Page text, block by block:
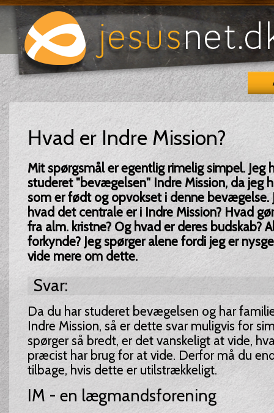
Hvad er Indre Mission?
Mit spørgsmål er egentlig rimelig simpel. Jeg
studeret "bevægelsen" Indre Mission, da jeg
som er født og opvokset i denne bevægelse.
hvad det centrale er i Indre Mission? Hvad
fra alm. kristne? Og hvad er deres budskab?
forkynde? Jeg spørger alene fordi jeg er
vide mere om dette.
Svar:
Da du har studeret bevægelsen og har
Indre Mission, så er dette svar muligvis for
spørger så bredt, er det vanskeligt at vide,
præcist har brug for at vide. Derfor må du
tilbage, hvis dette er utilstrækkeligt.
IM - en lægmandsforening